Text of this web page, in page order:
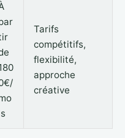
Tarifs
compétitifs,
flexibilité,
approche
créative